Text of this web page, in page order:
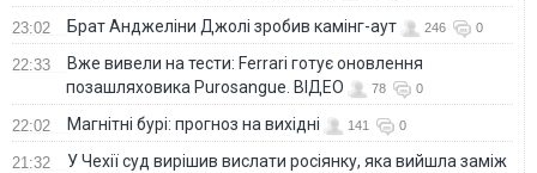
23:02 Брат Анджеліни Джолі зробив камінг-аут 246 0
22:33
Вже вивели на тести: Ferrari готує оновлення
позашляховика Purosangue. ВІДЕО
78 0
22:02 Магнітні бурі: прогноз на вихідні 141 0
21:32
У Чехії суд вирішив вислати росіянку, яка вийшла заміж